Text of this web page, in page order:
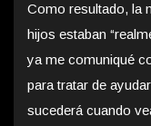
Como resultado, la
hijos estaban
ya me comuniqué
para tratar de
sucederá cuando